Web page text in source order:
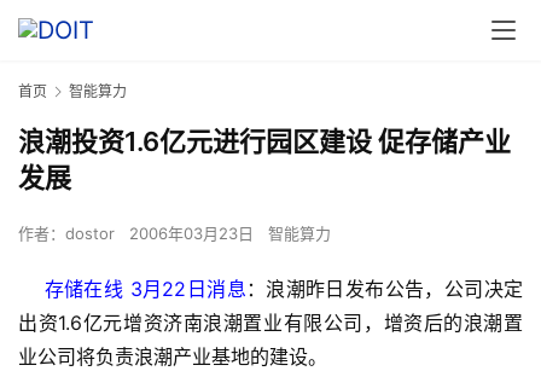
首页 智能算力
浪潮投资1.6亿元进行园区建设 促存储产业
发展
作者： dostor 2006年03月23日 智能算力
存储在线 3月22日消息 ：浪潮昨日发布公告，公司决定
出资1.6亿元增资济南浪潮置业有限公司，增资后的浪潮置
业公司将负责浪潮产业基地的建设。